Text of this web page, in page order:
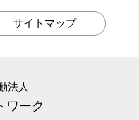
サイトマップ
法人
ワーク